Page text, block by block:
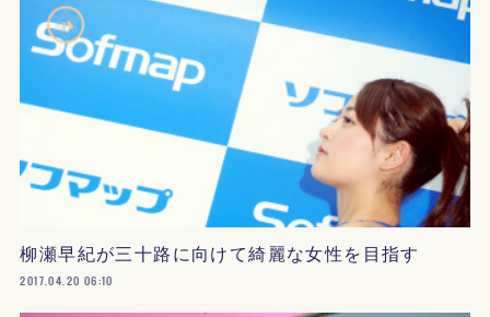
柳瀬早紀が三十路に向けて綺麗な女性を目指す
2017.04.20 06:10